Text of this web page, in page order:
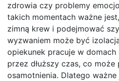
zdrowia czy problemy
takich momentach ważne
zimną krew i podejmować
wyzwaniem może być
opiekunek pracuje w
przez dłuższy czas, co
osamotnienia. Dlatego